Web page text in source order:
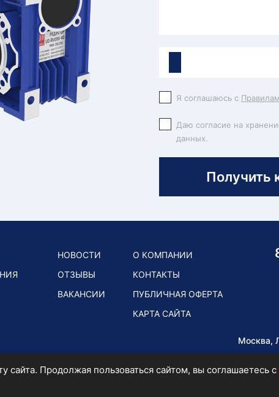
Я соглашаюсь с
Даю согласие на
данных.
Получить
НОВОСТИ
ОТЗЫВЫ
ВАКАНСИИ
О КОМПАНИИ
КОНТАКТЫ
ПУБЛИЧНАЯ ОФЕРТА
КАРТА САЙТА
Москва,
Продолжая пользоваться сайтом, вы соглашаетесь с